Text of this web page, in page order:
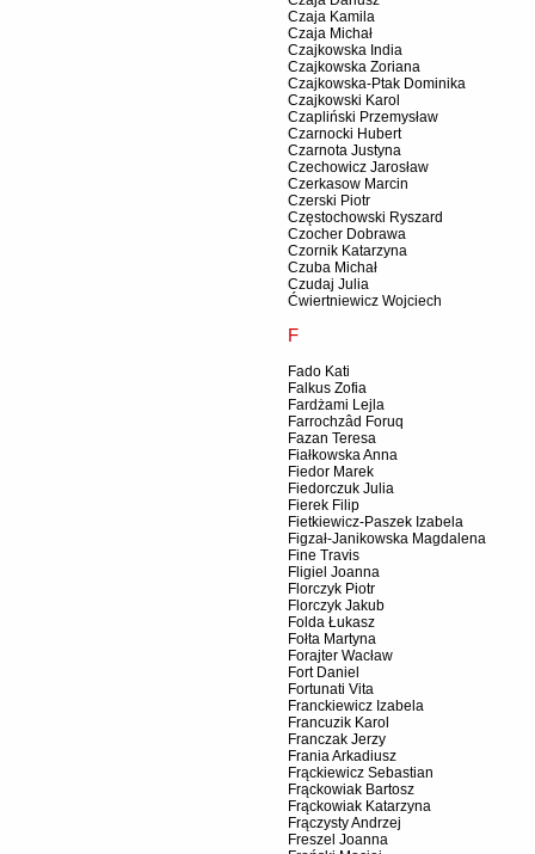
Czaja Kamila
Czaja Michał
Czajkowska India
Czajkowska Zoriana
Czajkowska-Ptak Dominika
Czajkowski Karol
Czapliński Przemysław
Czarnocki Hubert
Czarnota Justyna
Czechowicz Jarosław
Czerkasow Marcin
Czerski Piotr
Częstochowski Ryszard
Czocher Dobrawa
Czornik Katarzyna
Czuba Michał
Czudaj Julia
Ćwiertniewicz Wojciech
F
Fado Kati
Falkus Zofia
Fardżami Lejla
Farrochzâd Foruq
Fazan Teresa
Fiałkowska Anna
Fiedor Marek
Fiedorczuk Julia
Fierek Filip
Fietkiewicz-Paszek Izabela
Figzał-Janikowska Magdalena
Fine Travis
Fligiel Joanna
Florczyk Piotr
Florczyk Jakub
Folda Łukasz
Fołta Martyna
Forajter Wacław
Fort Daniel
Fortunati Vita
Franckiewicz Izabela
Francuzik Karol
Franczak Jerzy
Frania Arkadiusz
Frąckiewicz Sebastian
Frąckowiak Bartosz
Frąckowiak Katarzyna
Frączysty Andrzej
Freszel Joanna